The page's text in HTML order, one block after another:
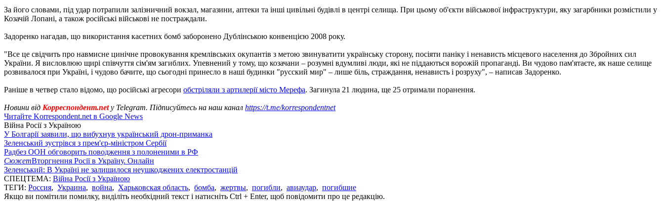
За його словами, під удар потрапили залізничний вокзал, магазини, аптеки та інші цивільні будівлі в центрі селища. При цьому об'єкти військової інфраструктури, яку загарбники розмістили у
Козачій Лопані, а також російські військові не постраждали.
Задоренко нагадав, що використання касетних бомб заборонено Дублінською конвенцією 2008 року.
"Все це свідчить про навмисне цинічне провокування кремлівських окупантів з метою звинуватити українську сторону, посіяти паніку і ненависть місцевого населення до Збройних сил
України. Я висловлюю щирі співчуття сім'ям загиблих. Упевнений у тому, що козачани – розумні вдумливі люди, які не піддаються ворожій пропаганді. Ви чудово пам'ятаєте, як наше селище
розвивалося при Україні, і чудово бачите, що сьогодні принесло в наші будинки "русский мир" – лише біль, страждання, ненависть і розруху", – написав Задоренко.
Раніше в четвер стало відомо, що російські агресори обстріляли з артилерії місто Мерефа. Загинула 21 людина, ще 25 отримали поранення.
Новини від Корреспондент.netу Telegram. Підписуйтесь на наш канал https://t.me/korrespondentnet
Читайте Korrespondent.net в Google News
Війна Росії з Україною
У Болгарії заявили, що вибухнув український дрон-приманка
Зеленський зустрівся з прем'єр-міністром Сербії
Радбез ООН обговорить поводження з полоненими в РФ
СюжетВторгнення Росії в Україну. Онлайн
Зеленський: В Україні не залишилося неушкоджених електростанцій
СПЕЦТЕМА: Війна Росії з Україною
ТЕГИ: Россия, Украина, война, Харьковская область, бомба, жертвы, погибли, авиаудар, погибшие
Якщо ви помітили помилку, виділіть необхідний текст і натисніть Ctrl + Enter, щоб повідомити про це редакцію.